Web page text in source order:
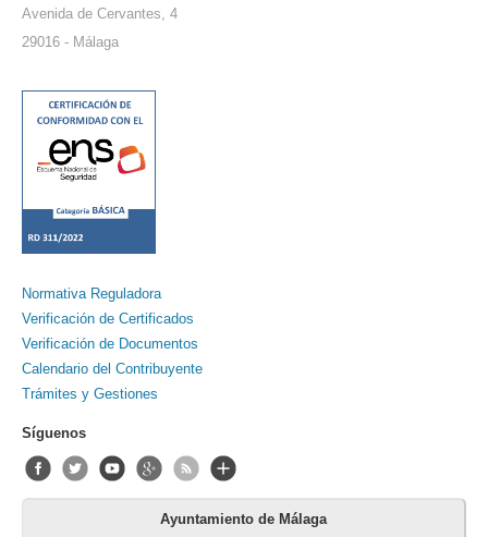
Avenida de Cervantes, 4
29016 - Málaga
Normativa Reguladora
Verificación de Certificados
Verificación de Documentos
Calendario del Contribuyente
Trámites y Gestiones
Síguenos
Ayuntamiento de Málaga